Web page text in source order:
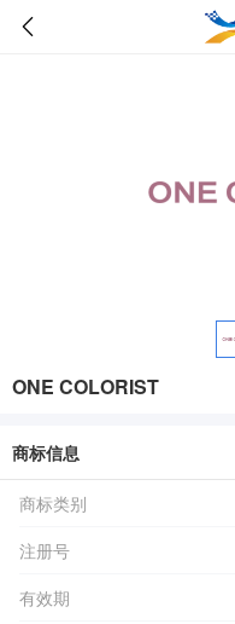
ONE COLORIST
商标信息
商标类别
注册号
有效期